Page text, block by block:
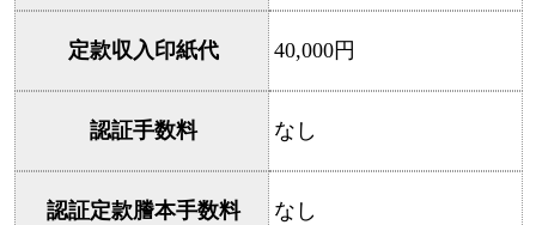
定款収入印紙代 40,000円
認証手数料 なし
認証定款謄本手数料 なし